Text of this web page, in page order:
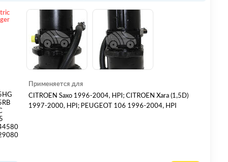
Применяется для
CITROEN Saxo 1996-2004, HPI; CITROEN Xara (1,5D)
1997-2000, HPI; PEUGEOT 106 1996-2004, HPI